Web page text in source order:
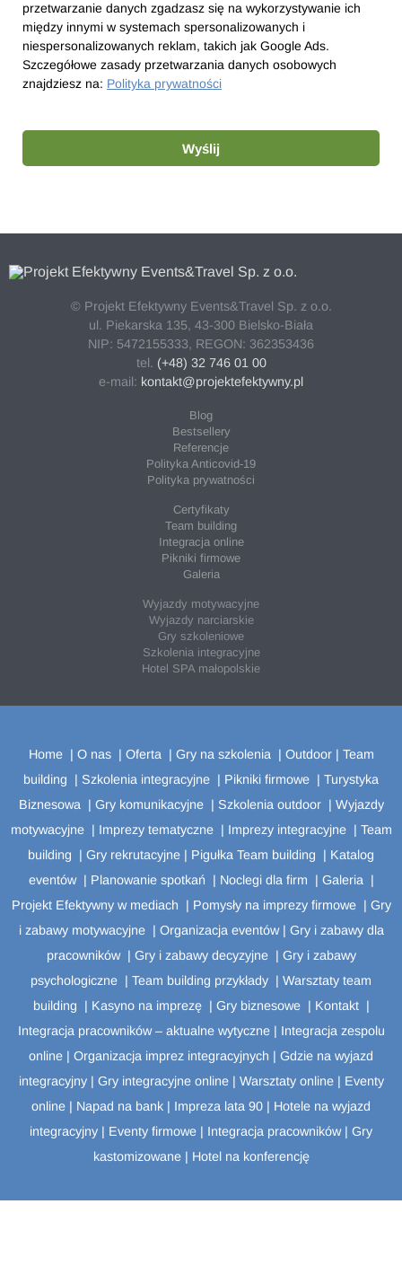
przetwarzanie danych zgadzasz się na wykorzystywanie ich
między innymi w systemach spersonalizowanych i
niespersonalizowanych reklam, takich jak Google Ads.
Szczegółowe zasady przetwarzania danych osobowych
znajdziesz na: Polityka prywatności
Wyślij
© Projekt Efektywny Events&Travel Sp. z o.o.
ul. Piekarska 135, 43-300 Bielsko-Biała
NIP: 5472155333, REGON: 362353436
tel. (+48) 32 746 01 00
e-mail: kontakt@projektefektywny.pl
Blog
Bestsellery
Referencje
Polityka Anticovid-19
Polityka prywatności
Certyfikaty
Team building
Integracja online
Pikniki firmowe
Galeria
Wyjazdy motywacyjne
Wyjazdy narciarskie
Gry szkoleniowe
Szkolenia integracyjne
Hotel SPA małopolskie
Home | O nas | Oferta | Gry na szkolenia | Outdoor | Team
building
| Szkolenia integracyjne | Pikniki firmowe | Turystyka
Biznesowa
| Gry komunikacyjne | Szkolenia outdoor | Wyjazdy
motywacyjne | Imprezy tematyczne | Imprezy integracyjne | Team
building
| Gry rekrutacyjne | Pigułka Team building | Katalog
eventów | Planowanie spotkań | Noclegi dla firm | Galeria
|
Projekt Efektywny w mediach
| Pomysły na imprezy firmowe | Gry
i zabawy motywacyjne | Organizacja eventów| Gry i zabawy dla
pracowników | Gry i zabawy decyzyjne | Gry i zabawy
psychologiczne | Team building przykłady | Warsztaty team
building
| Kasyno na imprezę | Gry biznesowe | Kontakt |
Integracja pracowników – aktualne wytyczne | Integracja zespolu
online | Organizacja imprez integracyjnych | Gdzie na wyjazd
integracyjny| Gry integracyjne online| Warsztaty online| Eventy
online | Napad na bank | Impreza lata 90 | Hotele na wyjazd
integracyjny | Eventy firmowe | Integracja pracowników| Gry
kastomizowane| Hotel na konferencję